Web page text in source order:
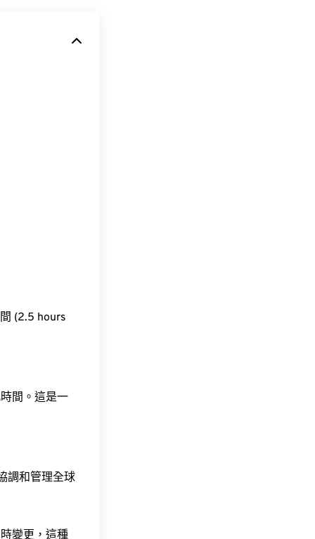
(2.5 hours
間。這是一
調和管理全球
變更，這種